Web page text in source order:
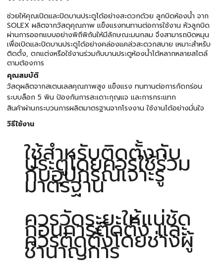
ช่วยให้คุณเปิดและปิดบานประตูได้อย่างสะดวกด้วย ลูกบิดห้องน้ำ จาก
SOLEX ผลิตจากวัสดุคุณภาพ แข็งแรงทนทานต่อการใช้งาน หัวลูกบิด
ผ่านการออกแบบอย่างพิถีพิถันให้มีลักษณะมนกลม จึงสามารถบิดหมุน
เพื่อเปิดและปิดบานประตูได้อย่างคล่องแคล่วสะดวกสบาย เหมาะสำหรับ
ติดตั้ง, ตกแต่งหรือใช้งานร่วมกับบานประตูห้องน้ำได้หลากหลายสไตล์
ตามต้องการ
คุณสมบัติ
วัสดุผลิตจากสเตนเลสคุณภาพสูง แข็งแรง ทนทานต่อการกัดกร่อน
ระบบล็อก 5 พิน ป้องกันการสะเดาะกุญแจ และการกระแทก
สินค้าผ่านกระบวนการผลิตมาตรฐานจากโรงงาน ใช้งานได้อย่างมั่นใจ
วิธีใช้งาน
ใช้สำหรับติดตั้งกับ
ประตูโดยควรใช้ร่วม
กับอุปกรณ์เจาะรู
มาตรฐาน
ควรวัดระยะให้แน่ชัด
ก่อนการติดตั้ง และ
ควรติดตั้งโดยช่างผู้
ชำนาญการ